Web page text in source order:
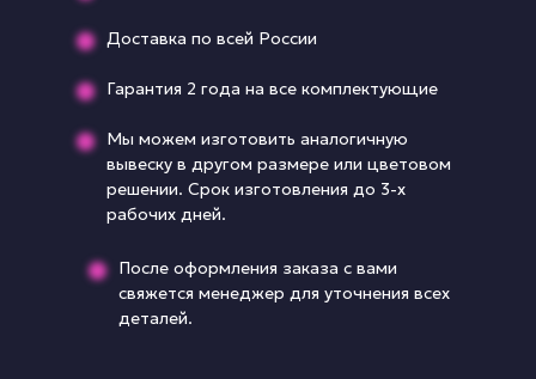
Доставка по всей России
Гарантия 2 года на все комплектующие
Мы можем изготовить аналогичную
вывеску в другом размере или цветовом
решении. Срок изготовления до 3-х
рабочих дней.
После оформления заказа с вами
свяжется менеджер для уточнения всех
деталей.